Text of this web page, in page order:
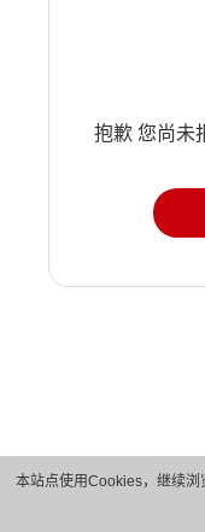
本站点使用Cookies，继续浏
抱歉 您尚未
版权所有 © 华为技术有限